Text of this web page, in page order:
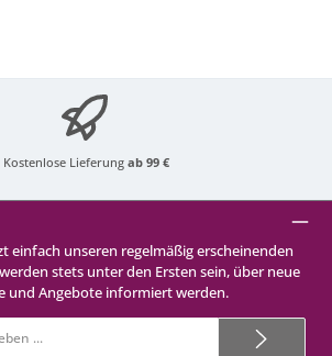
Kostenlose Lieferung ab 99 €
einfach unseren regelmäßig erscheinenden
stets unter den Ersten sein, über neue
und Angebote informiert werden.
Mail-